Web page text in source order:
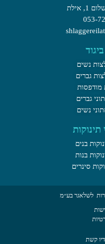
אילת​
053-
נשים
גברים
מודפסות
גברים
נשים
בנים
בנות
סינרים
קשת